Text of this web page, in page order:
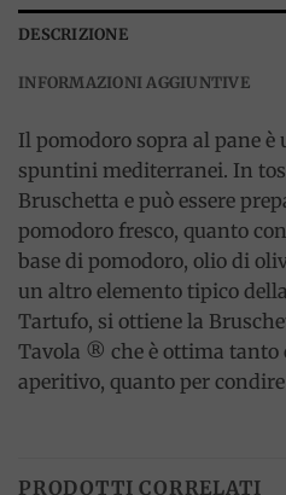
DESCRIZIONE
INFORMAZIONI AGGIUNTIVE
Il pomodoro sopra al pane
spuntini mediterranei. In
Bruschetta e può essere
pomodoro fresco, quanto
base di pomodoro, olio di
un altro elemento tipico
Tartufo, si ottiene la
Tavola ® che è ottima tanto
aperitivo, quanto per
PRODOTTI CORRELATI